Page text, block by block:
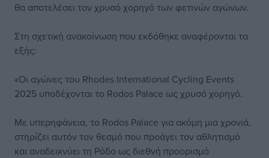
θα αποτελέσει τον χρυσό χορηγό των φετινών αγώνων.
Στη σχετική ανακοίνωση που εκδόθηκε αναφέρονται τα
εξής:
«Οι αγώνες του Rhodes International Cycling Events
2025 υποδέχονται το Rodos Palace ως χρυσό χορηγό.
Με υπερηφάνεια, το Rodos Palace για ακόμη μια χρονιά,
στηρίζει αυτόν τον θεσμό που προάγει τον αθλητισμό
και αναδεικνύει τη Ρόδο ως διεθνή προορισμό